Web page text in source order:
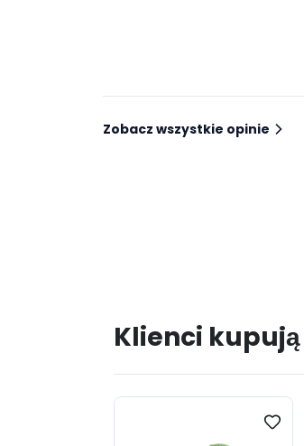
Zobacz wszystkie opinie
Klienci